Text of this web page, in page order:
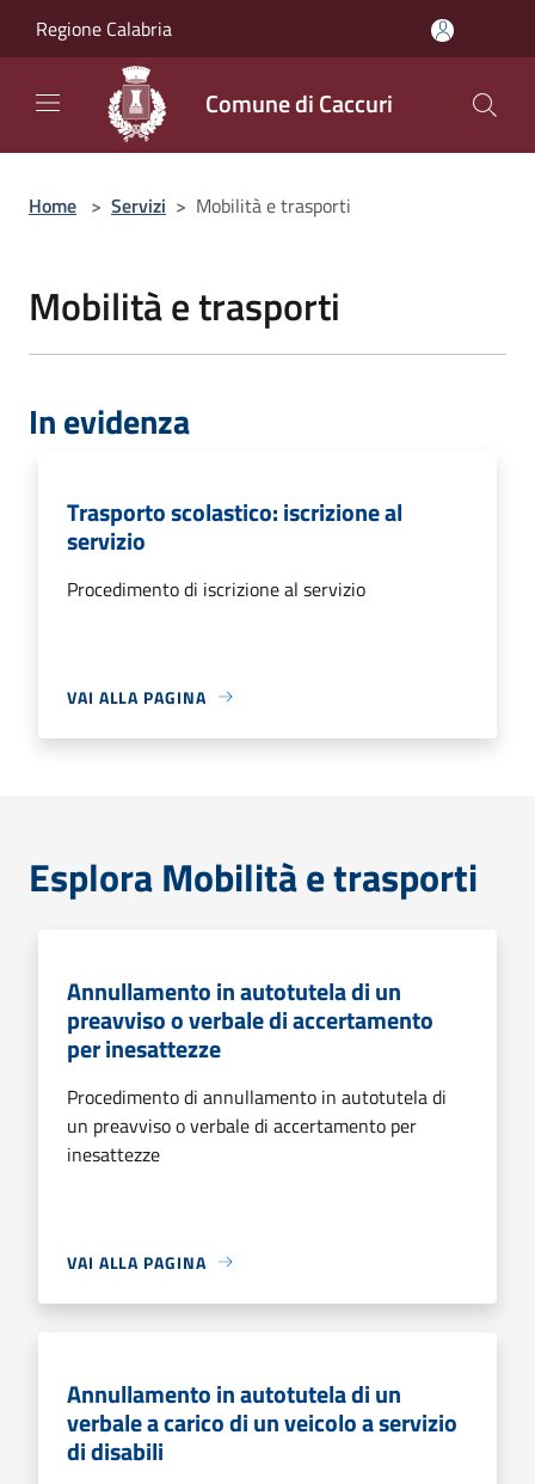
Regione Calabria
Comune di Caccuri
Home > Servizi > Mobilità e trasporti
Mobilità e trasporti
In evidenza
Trasporto scolastico: iscrizione al
servizio
Procedimento di iscrizione al servizio
VAI ALLA PAGINA
Esplora Mobilità e trasporti
Annullamento in autotutela di un
preavviso o verbale di accertamento
per inesattezze
Procedimento di annullamento in autotutela di
un preavviso o verbale di accertamento per
inesattezze
VAI ALLA PAGINA
Annullamento in autotutela di un
verbale a carico di un veicolo a servizio
di disabili